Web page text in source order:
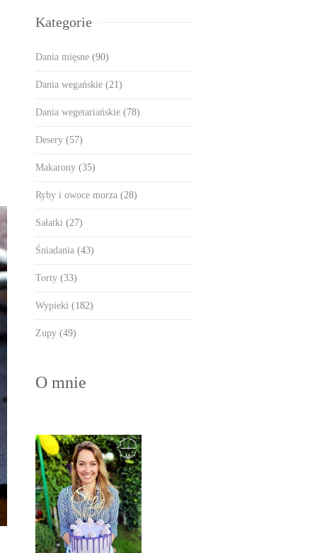
Kategorie
Dania mięsne (90)
Dania wegańskie (21)
Dania wegetariańskie (78)
Desery (57)
Makarony (35)
Ryby i owoce morza (28)
Sałatki (27)
Śniadania (43)
Torty (33)
Wypieki (182)
Zupy (49)
O mnie